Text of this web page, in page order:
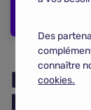
Des
connaître
cookies.